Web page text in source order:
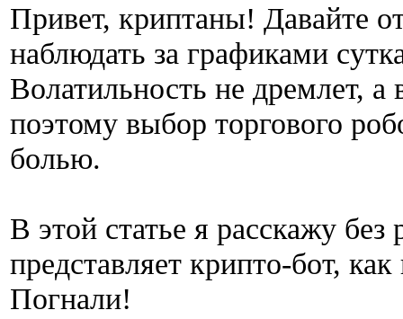
Привет, криптаны! Давайте
наблюдать за графиками
Волатильность не дремлет,
поэтому выбор торгового
болью.
В этой статье я расскажу
представляет крипто-бот,
Погнали!